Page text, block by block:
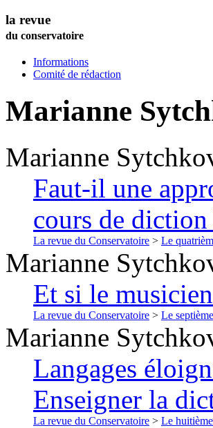
la revue
du conservatoire
Informations
Comité de rédaction
Marianne
Marianne
Faut-il une
cours de
La revue du Conservatoire > Le
Marianne
Et si le
La revue du Conservatoire > Le
Marianne
Langages
Enseigner la
La revue du Conservatoire > Le